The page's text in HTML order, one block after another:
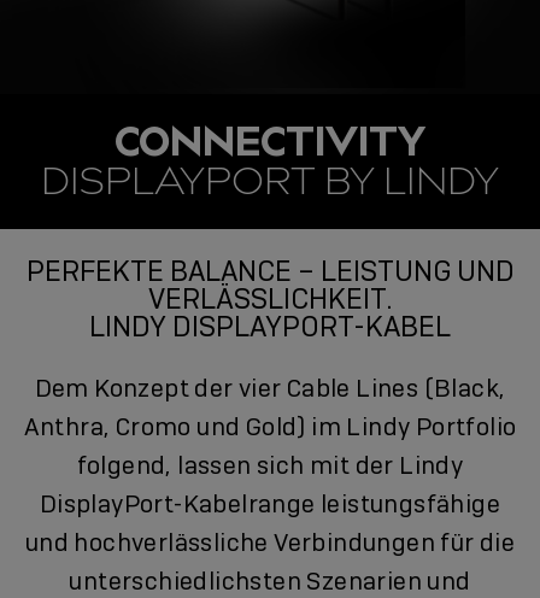
CONNECTIVITY
DISPLAYPORT BY LINDY
PERFEKTE BALANCE – LEISTUNG UND
VERLÄSSLICHKEIT.
LINDY DISPLAYPORT-KABEL
Dem Konzept der vier Cable Lines (Black,
Anthra, Cromo und Gold) im Lindy Portfolio
folgend, lassen sich mit der Lindy
DisplayPort-Kabelrange leistungsfähige
und hochverlässliche Verbindungen für die
unterschiedlichsten Szenarien und